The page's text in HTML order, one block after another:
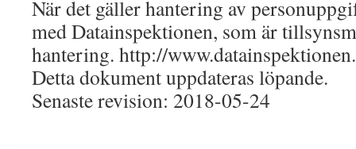
När det gäller hantering av
med Datainspektionen, som är
hantering. http://
Detta dokument uppdateras löpande.
Senaste revision: 2018-05-24